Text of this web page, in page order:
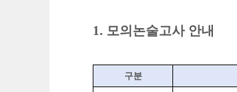
1. 모의논술고사 안내
구분